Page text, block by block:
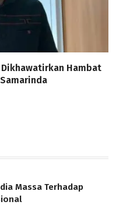
Hambat
Massa Terhadap